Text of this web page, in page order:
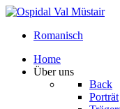
Romanisch
Home
Über uns
Back
Porträt